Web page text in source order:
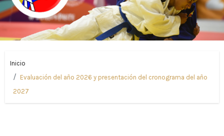
Inicio
Evaluación del año 2026 y presentación del cronograma del año
2027